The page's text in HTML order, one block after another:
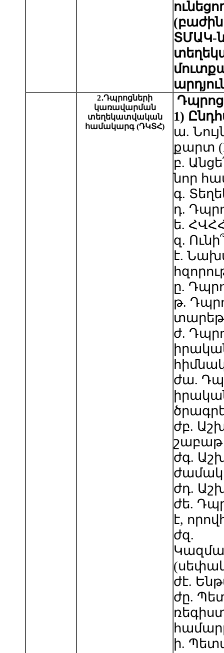
ՏՄԱԿ-
2․Դպրոցների
կառավարման
տեղեկատվական
համակարգ (ԴԿՏՀ)
Դպրոց
1)
ա.
քարտ
բ.
նոր
գ.
դ.
ե.
զ.
է.
ը.
թ.
ժ.
ժա.
ժբ.
շաբաթ
ժգ.
ժդ.
ժե.
է,
ժզ.
ժէ.
ժը.
ի.